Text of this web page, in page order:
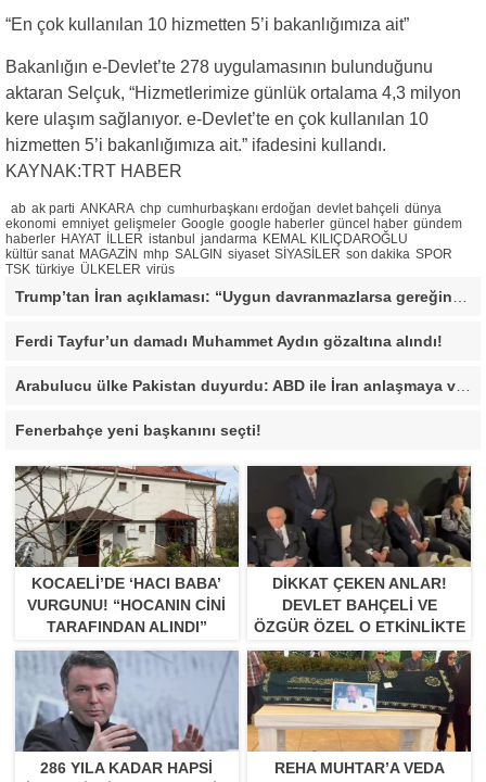
“En çok kullanılan 10 hizmetten 5’i bakanlığımıza ait”
Bakanlığın e-Devlet’te 278 uygulamasının bulunduğunu
aktaran Selçuk, “Hizmetlerimize günlük ortalama 4,3 milyon
kere ulaşım sağlanıyor. e-Devlet’te en çok kullanılan 10
hizmetten 5’i bakanlığımıza ait.” ifadesini kullandı.
KAYNAK:TRT HABER
ab ak parti ANKARA chp cumhurbaşkanı erdoğan devlet bahçeli dünya
ekonomi emniyet gelişmeler Google google haberler güncel haber gündem
haberler HAYAT İLLER istanbul jandarma KEMAL KILIÇDAROĞLU
kültür sanat MAGAZİN mhp SALGIN siyaset SİYASİLER son dakika SPOR
TSK türkiye ÜLKELER virüs
Ferdi Tayfur’un damadı Muhammet Aydın gözaltına alındı!
Arabulucu ülke Pakistan duyurdu: ABD ile İran anlaşmaya vardı
Fenerbahçe yeni başkanını seçti!
KOCAELI’DE ‘HACI BABA’
VURGUNU! “HOCANIN CINI
TARAFINDAN ALINDI”
DIKKAT ÇEKEN ANLAR!
DEVLET BAHÇELI VE
ÖZGÜR ÖZEL O ETKINLIKTE
BIR ARAYA GELDILER
286 YILA KADAR HAPSI
REHA MUHTAR’A VEDA